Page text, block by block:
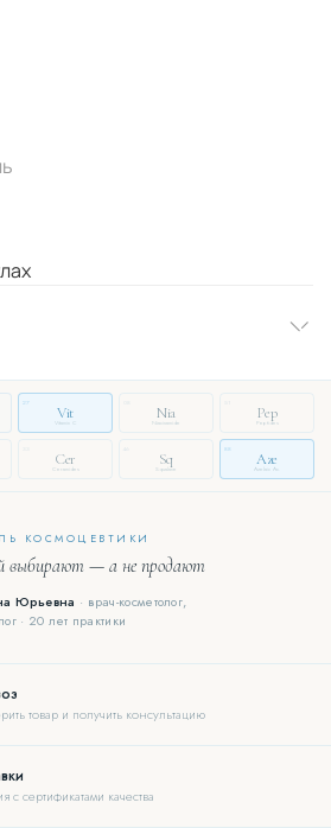
27
Vit
Vitamin C
Nia
Niacinamide
Pep
Peptides
Cer
Ceramides
46
Sq
Squalane
88
Aze
Azelaic Ac.
КОСМОЦЕВТИКИ
выбирают — а не продают
Юрьевна · врач-косметолог,
· 20 лет практики
товар и получить консультацию
сертификатами качества